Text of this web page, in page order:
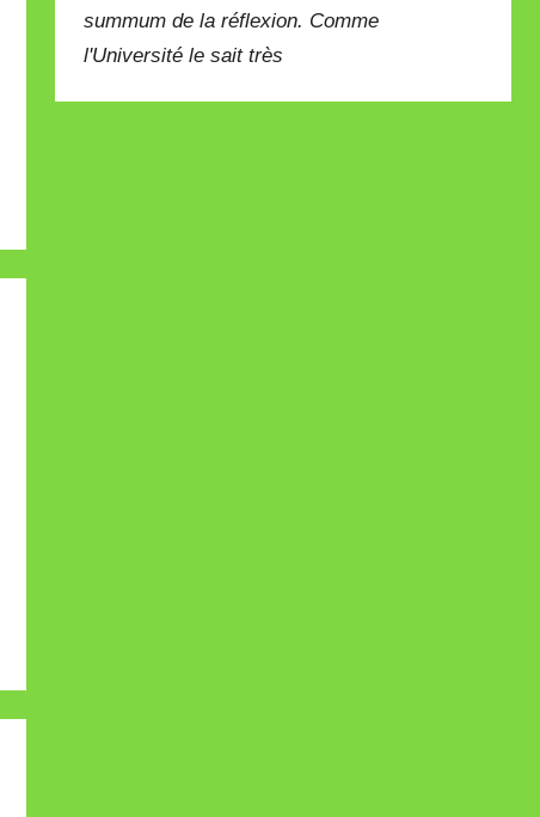
summum de la réflexion. Comme
l'Université le sait très